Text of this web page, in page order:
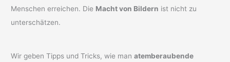
Menschen erreichen. Die Macht von Bildern ist nicht zu
unterschätzen.
Wir geben Tipps und Tricks, wie manatemberaubende